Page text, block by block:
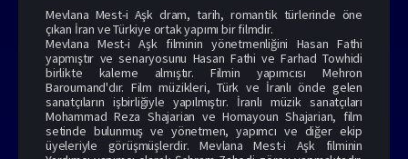
Mevlana Mest-i Aşk dram, tarih, romantik türlerinde öne
çıkan İran ve Türkiye ortak yapımı bir filmdir.
Mevlana Mest-i Aşk filminin yönetmenliğini Hasan Fathi
yapmıştır ve senaryosunu Hasan Fathi ve Farhad Towhidi
birlikte kaleme almıştır. Filmin yapımcısı Mehron
Baroumand'dır. Film müzikleri, Türk ve İranlı önde gelen
sanatçıların işbirliğiyle yapılmıştır. İranlı müzik sanatçıları
Mohammad Reza Shajarian ve Homayoun Shajarian, film
setinde bulunmuş ve yönetmen, yapımcı ve diğer ekip
üyeleriyle görüşmüşlerdir. Mevlana Mest-i Aşk filminin